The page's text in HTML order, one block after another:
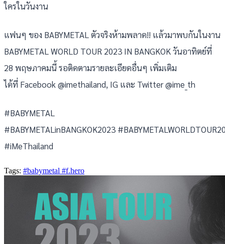
ใครในวันงาน
แฟนๆ ของ BABYMETAL ตัวจริงห้ามพลาด!! แล้วมาพบกันในงาน
BABYMETAL WORLD TOUR 2023 IN BANGKOK วันอาทิตย์ที่
28 พฤษภาคมนี้ รอติดตามรายละเอียดอื่นๆ เพิ่มเติม
ได้ที่ Facebook @imethailand, IG และ Twitter @ime_th
#BABYMETAL
#BABYMETALinBANGKOK2023
#iMeThailand
Tags: #babymetal #f.hero